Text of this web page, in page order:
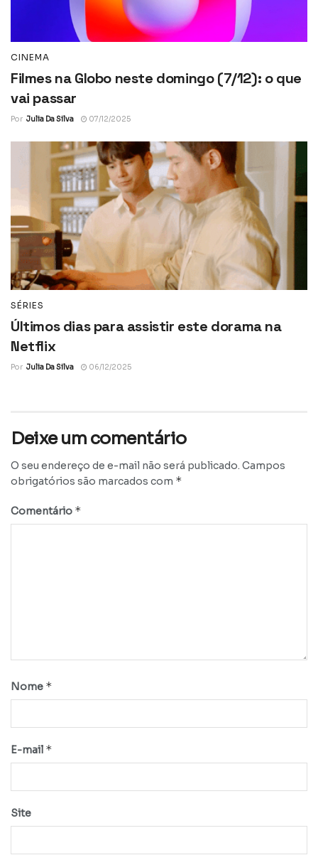
CINEMA
Filmes na Globo neste domingo (7/12): o que
vai passar
Por Julia Da Silva 07/12/2025
SÉRIES
Últimos dias para assistir este dorama na
Netflix
Por Julia Da Silva 06/12/2025
Deixe um comentário
O seu endereço de e-mail não será publicado. Campos
obrigatórios são marcados com *
Comentário *
Nome *
E-mail *
Site